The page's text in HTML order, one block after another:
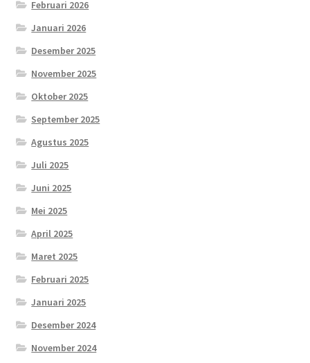
Februari 2026
Januari 2026
Desember 2025
November 2025
Oktober 2025
September 2025
Agustus 2025
Juli 2025
Juni 2025
Mei 2025
April 2025
Maret 2025
Februari 2025
Januari 2025
Desember 2024
November 2024